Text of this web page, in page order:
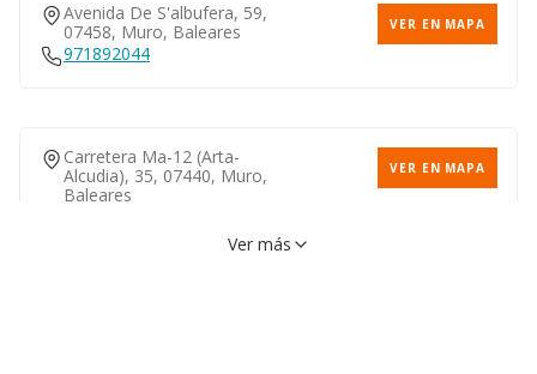
Avenida De S'albufera, 59,
07458, Muro, Baleares
VER EN MAPA
971892044
Carretera Ma-12 (arta-
Alcudia), 35, 07440, Muro,
Baleares
VER EN MAPA
Ver más